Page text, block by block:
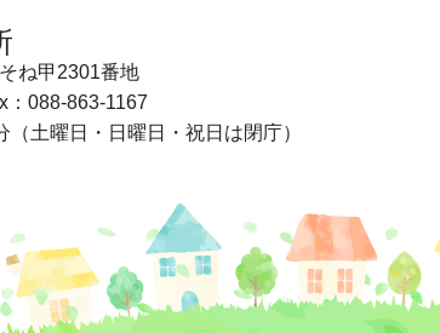
ね甲2301番地
：088-863-1167
（土曜日・日曜日・祝日は閉庁）